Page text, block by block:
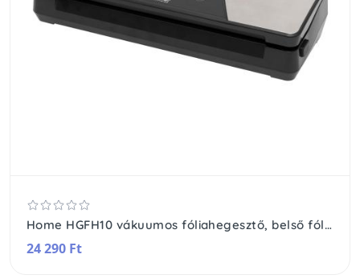
Home HGFH10 vákuumos fóliahegesztő, belső fóliatárolóval, max 30cm hosszú és 2mm széles hegesztés, -0,7bar, 130W, vákuumcsővel, mini fóliavágóval
24 290 Ft